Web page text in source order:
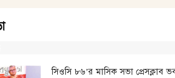
সিওসি ৮৬’র মাসিক সভা প্রেসক্লাব